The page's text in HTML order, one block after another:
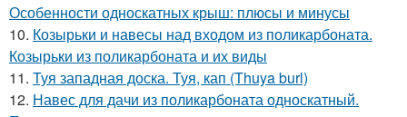
Особенности односкатных крыш: плюсы и минусы
10. Козырьки и навесы над входом из поликарбоната.
Козырьки из поликарбоната и их виды
11. Туя западная доска. Туя, кап (Thuya burl)
12. Навес для дачи из поликарбоната односкатный.